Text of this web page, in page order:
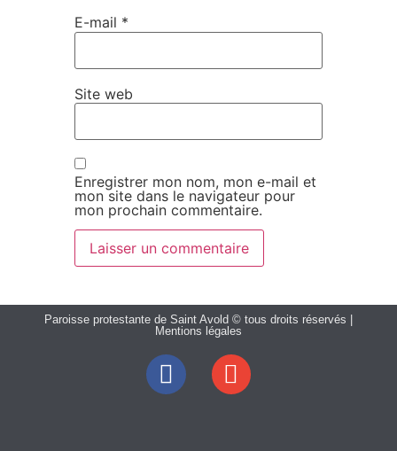
E-mail *
Site web
Enregistrer mon nom, mon e-mail et
mon site dans le navigateur pour
mon prochain commentaire.
Paroisse protestante de Saint Avold © tous droits réservés |
Mentions légales